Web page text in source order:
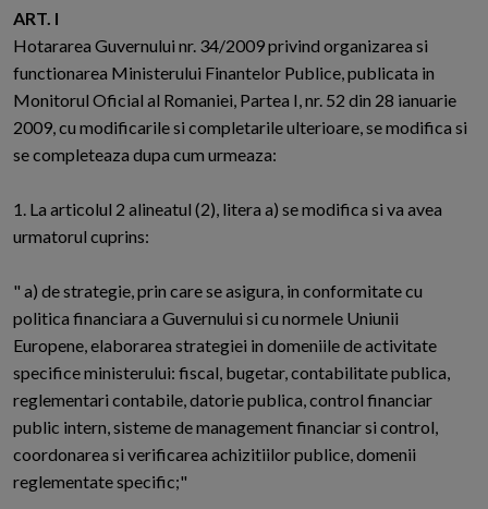
ART. I
Hotararea Guvernului nr. 34/2009 privind organizarea si
functionarea Ministerului Finantelor Publice, publicata in
Monitorul Oficial al Romaniei, Partea I, nr. 52 din 28 ianuarie
2009, cu modificarile si completarile ulterioare, se modifica si
se completeaza dupa cum urmeaza:
1. La articolul 2 alineatul (2), litera a) se modifica si va avea
urmatorul cuprins:
" a) de strategie, prin care se asigura, in conformitate cu
politica financiara a Guvernului si cu normele Uniunii
Europene, elaborarea strategiei in domeniile de activitate
specifice ministerului: fiscal, bugetar, contabilitate publica,
reglementari contabile, datorie publica, control financiar
public intern, sisteme de management financiar si control,
coordonarea si verificarea achizitiilor publice, domenii
reglementate specific;"